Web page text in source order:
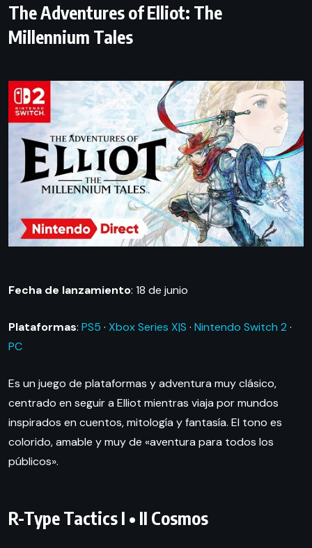
The Adventures of Elliot: The
Millennium Tales
Fecha de lanzamiento: 18 de junio
Plataformas: PS5 · Xbox Series X|S · Nintendo Switch 2 ·
PC
Es un juego de plataformas y adventura muy clásico,
centrado en seguir a Elliot mientras viaja por mundos
inspirados en cuentos, mitología y fantasía. El tono es
colorido, amable y muy de «aventura para todos los
públicos».
R-Type Tactics I • II Cosmos